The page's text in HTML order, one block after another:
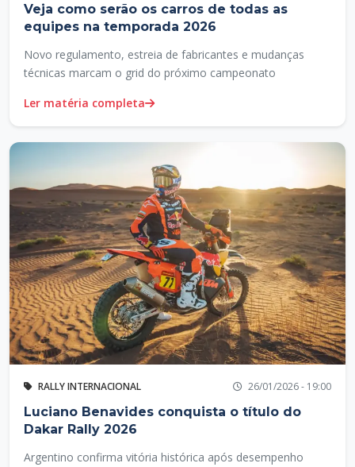
Veja como serão os carros de todas as
equipes na temporada 2026
Novo regulamento, estreia de fabricantes e mudanças
técnicas marcam o grid do próximo campeonato
Ler matéria completa
RALLY INTERNACIONAL 26/01/2026 - 19:00
Luciano Benavides conquista o título do
Dakar Rally 2026
Argentino confirma vitória histórica após desempenho